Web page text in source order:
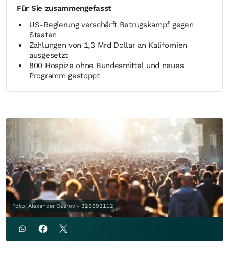
Für Sie zusammengefasst
US-Regierung verschärft Betrugskampf gegen
Staaten
Zahlungen von 1,3 Mrd Dollar an Kalifornien
ausgesetzt
800 Hospize ohne Bundesmittel und neues
Programm gestoppt
Foto: Alexander Ozerov - 325092112